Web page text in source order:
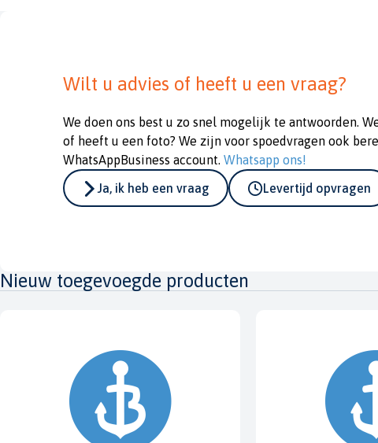
Wilt u advies of heeft u een vraag?
We doen ons best u zo snel mogelijk te antwoorden.
of heeft u een foto? We zijn voor spoedvragen ook
WhatsAppBusiness account. Whatsapp ons!
Ja, ik heb een vraag
Levertijd opvragen
Nieuw toegevoegde producten